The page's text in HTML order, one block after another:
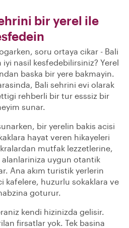
bir yerel ile
soru ortaya cikar - Bali
nasil kesfedebilirsiniz? Yerel
baska bir yere bakmayin.
Bali sehrini evi olarak
rehberli bir tur esssiz bir
sunar.
bir yerelin bakis acisi
hayat veren hikayeleri
mutfak lezzetlerine,
uygun otantik
Ana akım turistik yerlerin
kafelere, huzurlu sokaklara ve
goturur.
kendi hizinizda gelisir.
firsatlar yok. Tek basina